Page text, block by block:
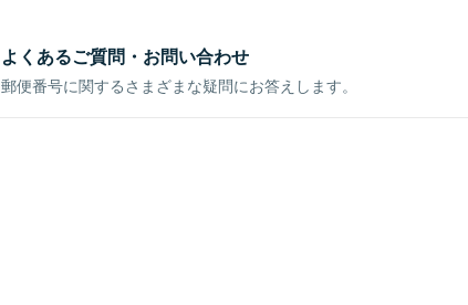
よくあるご質問・お問い合わせ
郵便番号に関するさまざまな疑問にお答えします。